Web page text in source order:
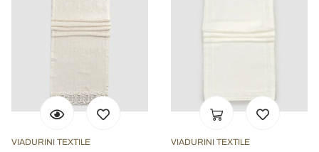
VIADURINI TEXTILE VIADURINI TEXTILE